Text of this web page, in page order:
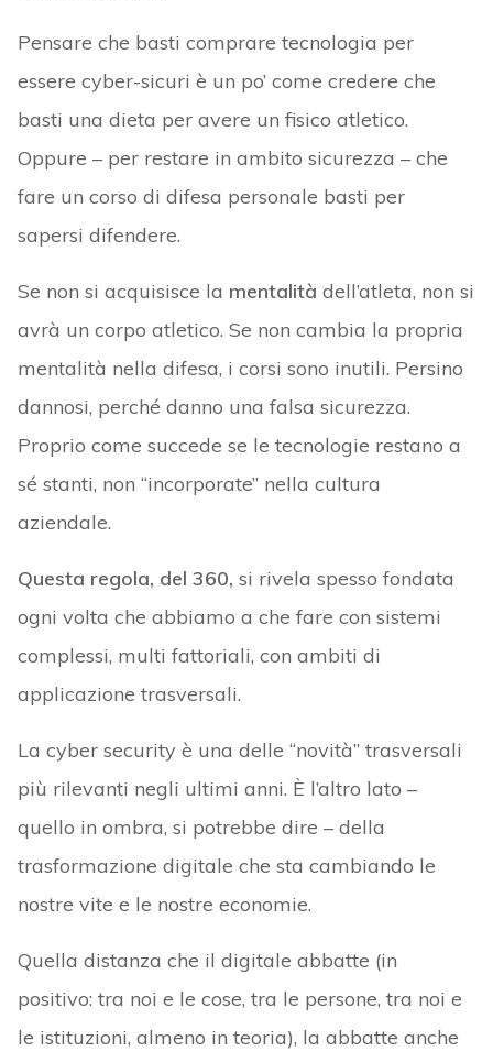
Pensare che basti comprare tecnologia per
essere cyber-sicuri è un po’ come credere che
basti una dieta per avere un fisico atletico.
Oppure – per restare in ambito sicurezza – che
fare un corso di difesa personale basti per
sapersi difendere.
Se non si acquisisce la mentalità dell’atleta, non si
avrà un corpo atletico. Se non cambia la propria
mentalità nella difesa, i corsi sono inutili. Persino
dannosi, perché danno una falsa sicurezza.
Proprio come succede se le tecnologie restano a
sé stanti, non “incorporate” nella cultura
aziendale.
Questa regola, del 360, si rivela spesso fondata
ogni volta che abbiamo a che fare con sistemi
complessi, multi fattoriali, con ambiti di
applicazione trasversali.
La cyber security è una delle “novità” trasversali
più rilevanti negli ultimi anni. È l’altro lato –
quello in ombra, si potrebbe dire – della
trasformazione digitale che sta cambiando le
nostre vite e le nostre economie.
Quella distanza che il digitale abbatte (in
positivo: tra noi e le cose, tra le persone, tra noi e
le istituzioni, almeno in teoria), la abbatte anche